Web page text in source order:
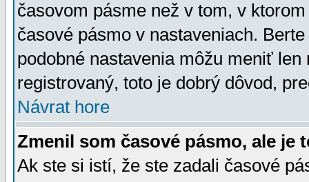
časovom pásme než v tom, v
časové pásmo v nastaveniach.
podobné nastavenia môžu meniť
registrovaný, toto je dobrý dôvod,
Návrat hore
Zmenil som časové pásmo, ale je
Ak ste si istí, že ste zadali časové